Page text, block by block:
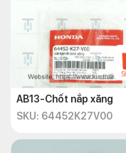
AB13-Chốt nắp xăng
SKU: 64452K27V00